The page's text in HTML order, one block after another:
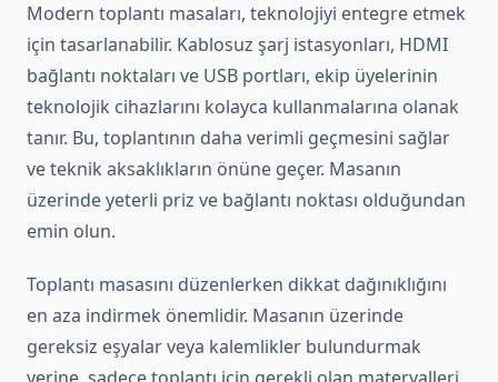
Modern toplantı masaları, teknolojiyi entegre etmek
için tasarlanabilir. Kablosuz şarj istasyonları, HDMI
bağlantı noktaları ve USB portları, ekip üyelerinin
teknolojik cihazlarını kolayca kullanmalarına olanak
tanır. Bu, toplantının daha verimli geçmesini sağlar
ve teknik aksaklıkların önüne geçer. Masanın
üzerinde yeterli priz ve bağlantı noktası olduğundan
emin olun.
Toplantı masasını düzenlerken dikkat dağınıklığını
en aza indirmek önemlidir. Masanın üzerinde
gereksiz eşyalar veya kalemlikler bulundurmak